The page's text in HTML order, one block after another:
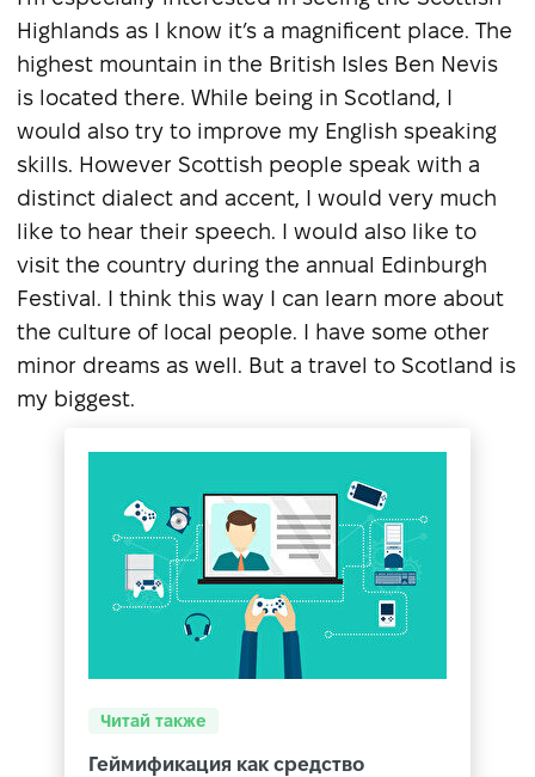
Highlands as I know it’s a magnificent place. The
highest mountain in the British Isles Ben Nevis
is located there. While being in Scotland, I
would also try to improve my English speaking
skills. However Scottish people speak with a
distinct dialect and accent, I would very much
like to hear their speech. I would also like to
visit the country during the annual Edinburgh
Festival. I think this way I can learn more about
the culture of local people. I have some other
minor dreams as well. But а travel to Scotland is
my biggest.
Читай также
Геймификация как средство